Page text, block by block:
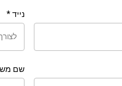
נייד*
שם